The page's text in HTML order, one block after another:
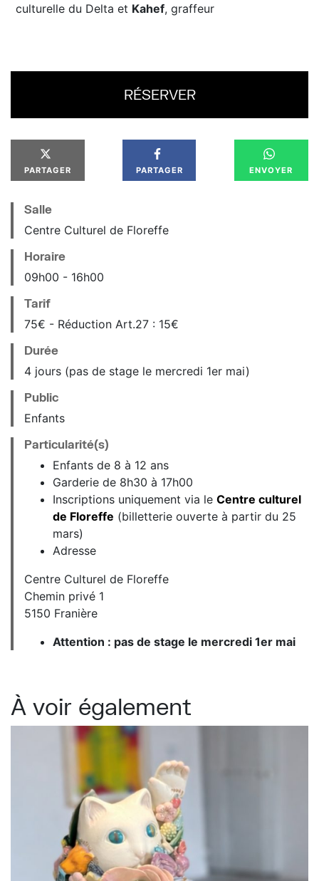
culturelle du Delta et Kahef, graffeur
RÉSERVER
PARTAGER PARTAGER ENVOYER
Salle
Centre Culturel de Floreffe
Horaire
09h00 16h00
Tarif
75€ - Réduction Art.27 : 15€
Durée
4 jours (pas de stage le mercredi 1er mai)
Public
Enfants
Particularité(s)
Enfants de 8 à 12 ans
Garderie de 8h30 à 17h00
Inscriptions uniquement via le Centre culturel
de Floreffe (billetterie ouverte à partir du 25
mars)
Adresse
Centre Culturel de Floreffe
Chemin privé 1
5150 Franière
Attention : pas de stage le mercredi 1er mai
À voir également